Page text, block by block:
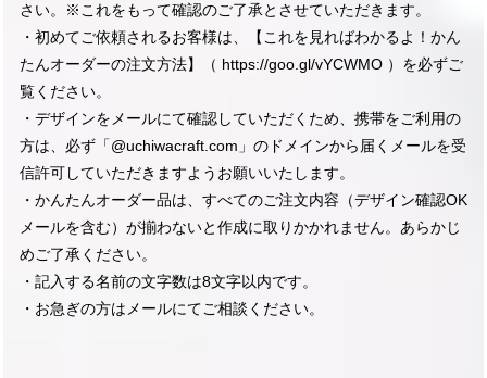
さい。※これをもって確認のご了承とさせていただきます。
・初めてご依頼されるお客様は、【これを見ればわかるよ！かん
たんオーダーの注文方法】（ https://goo.gl/vYCWMO ）を必ずご
覧ください。
・デザインをメールにて確認していただくため、携帯をご利用の
方は、必ず「@uchiwacraft.com」のドメインから届くメールを受
信許可していただきますようお願いいたします。
・かんたんオーダー品は、すべてのご注文内容（デザイン確認OK
メールを含む）が揃わないと作成に取りかかれません。あらかじ
めご了承ください。
・記入する名前の文字数は8文字以内です。
・お急ぎの方はメールにてご相談ください。